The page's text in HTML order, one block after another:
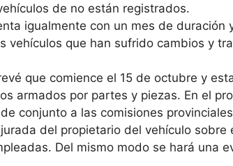
de no están registrados.
igualmente con un mes de duración
vehículos que han sufrido cambios y
que comience el 15 de octubre y
armados por partes y piezas. En el
conjunto a las comisiones
del propietario del vehículo sobre
Del mismo modo se hará una